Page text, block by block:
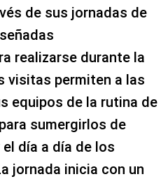
de sus jornadas de
realizarse durante la
visitas permiten a las
equipos de la rutina de
sumergirlos de
día a día de los
jornada inicia con un